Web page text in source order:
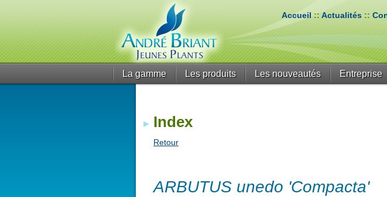
Accueil::Actualités ::
La gamme Les produits Les nouveautés Entreprise
Index
Retour
ARBUTUS unedo 'Compacta'